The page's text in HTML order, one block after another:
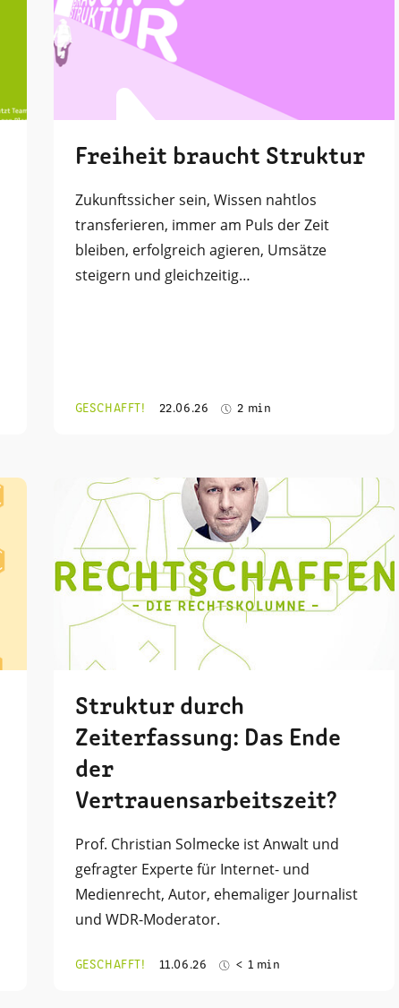
Freiheit braucht Struktur
Zukunftssicher sein, Wissen nahtlos
transferieren, immer am Puls der Zeit
bleiben, erfolgreich agieren, Umsätze
steigern und gleichzeitig…
GESCHAFFT! 22.06.26 2 min
Struktur durch
Zeiterfassung: Das Ende
der
Vertrauensarbeitszeit?
Prof. Christian Solmecke ist Anwalt und
gefragter Experte für Internet- und
Medienrecht, Autor, ehemaliger Journalist
und WDR-Moderator.
GESCHAFFT! 11.06.26 < 1 min